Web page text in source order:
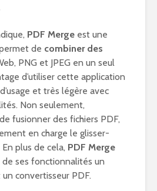
PDF Merge est une
de combiner des
PNG et JPEG en un seul
d’utiliser cette application
et très légère avec
Non seulement,
fusionner des fichiers PDF,
en charge le glisser-
plus de cela, PDF Merge
ses fonctionnalités un
convertisseur PDF.